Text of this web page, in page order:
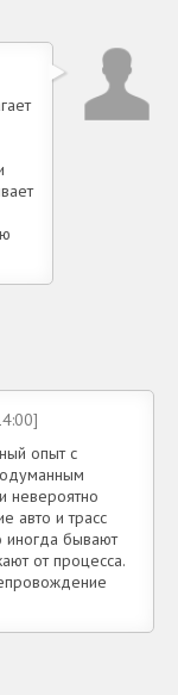
опыт с
невероятно
авто и трасс
иногда бывают
от процесса.